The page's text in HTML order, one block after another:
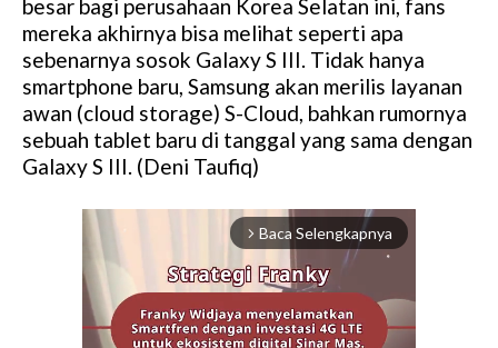
besar bagi perusahaan Korea Selatan ini, fans
mereka akhirnya bisa melihat seperti apa
sebenarnya sosok Galaxy S III. Tidak hanya
smartphone baru, Samsung akan merilis layanan
awan (cloud storage) S-Cloud, bahkan rumornya
sebuah tablet baru di tanggal yang sama dengan
Galaxy S III. (Deni Taufiq)
arrow_forward_ios Baca Selengkapnya